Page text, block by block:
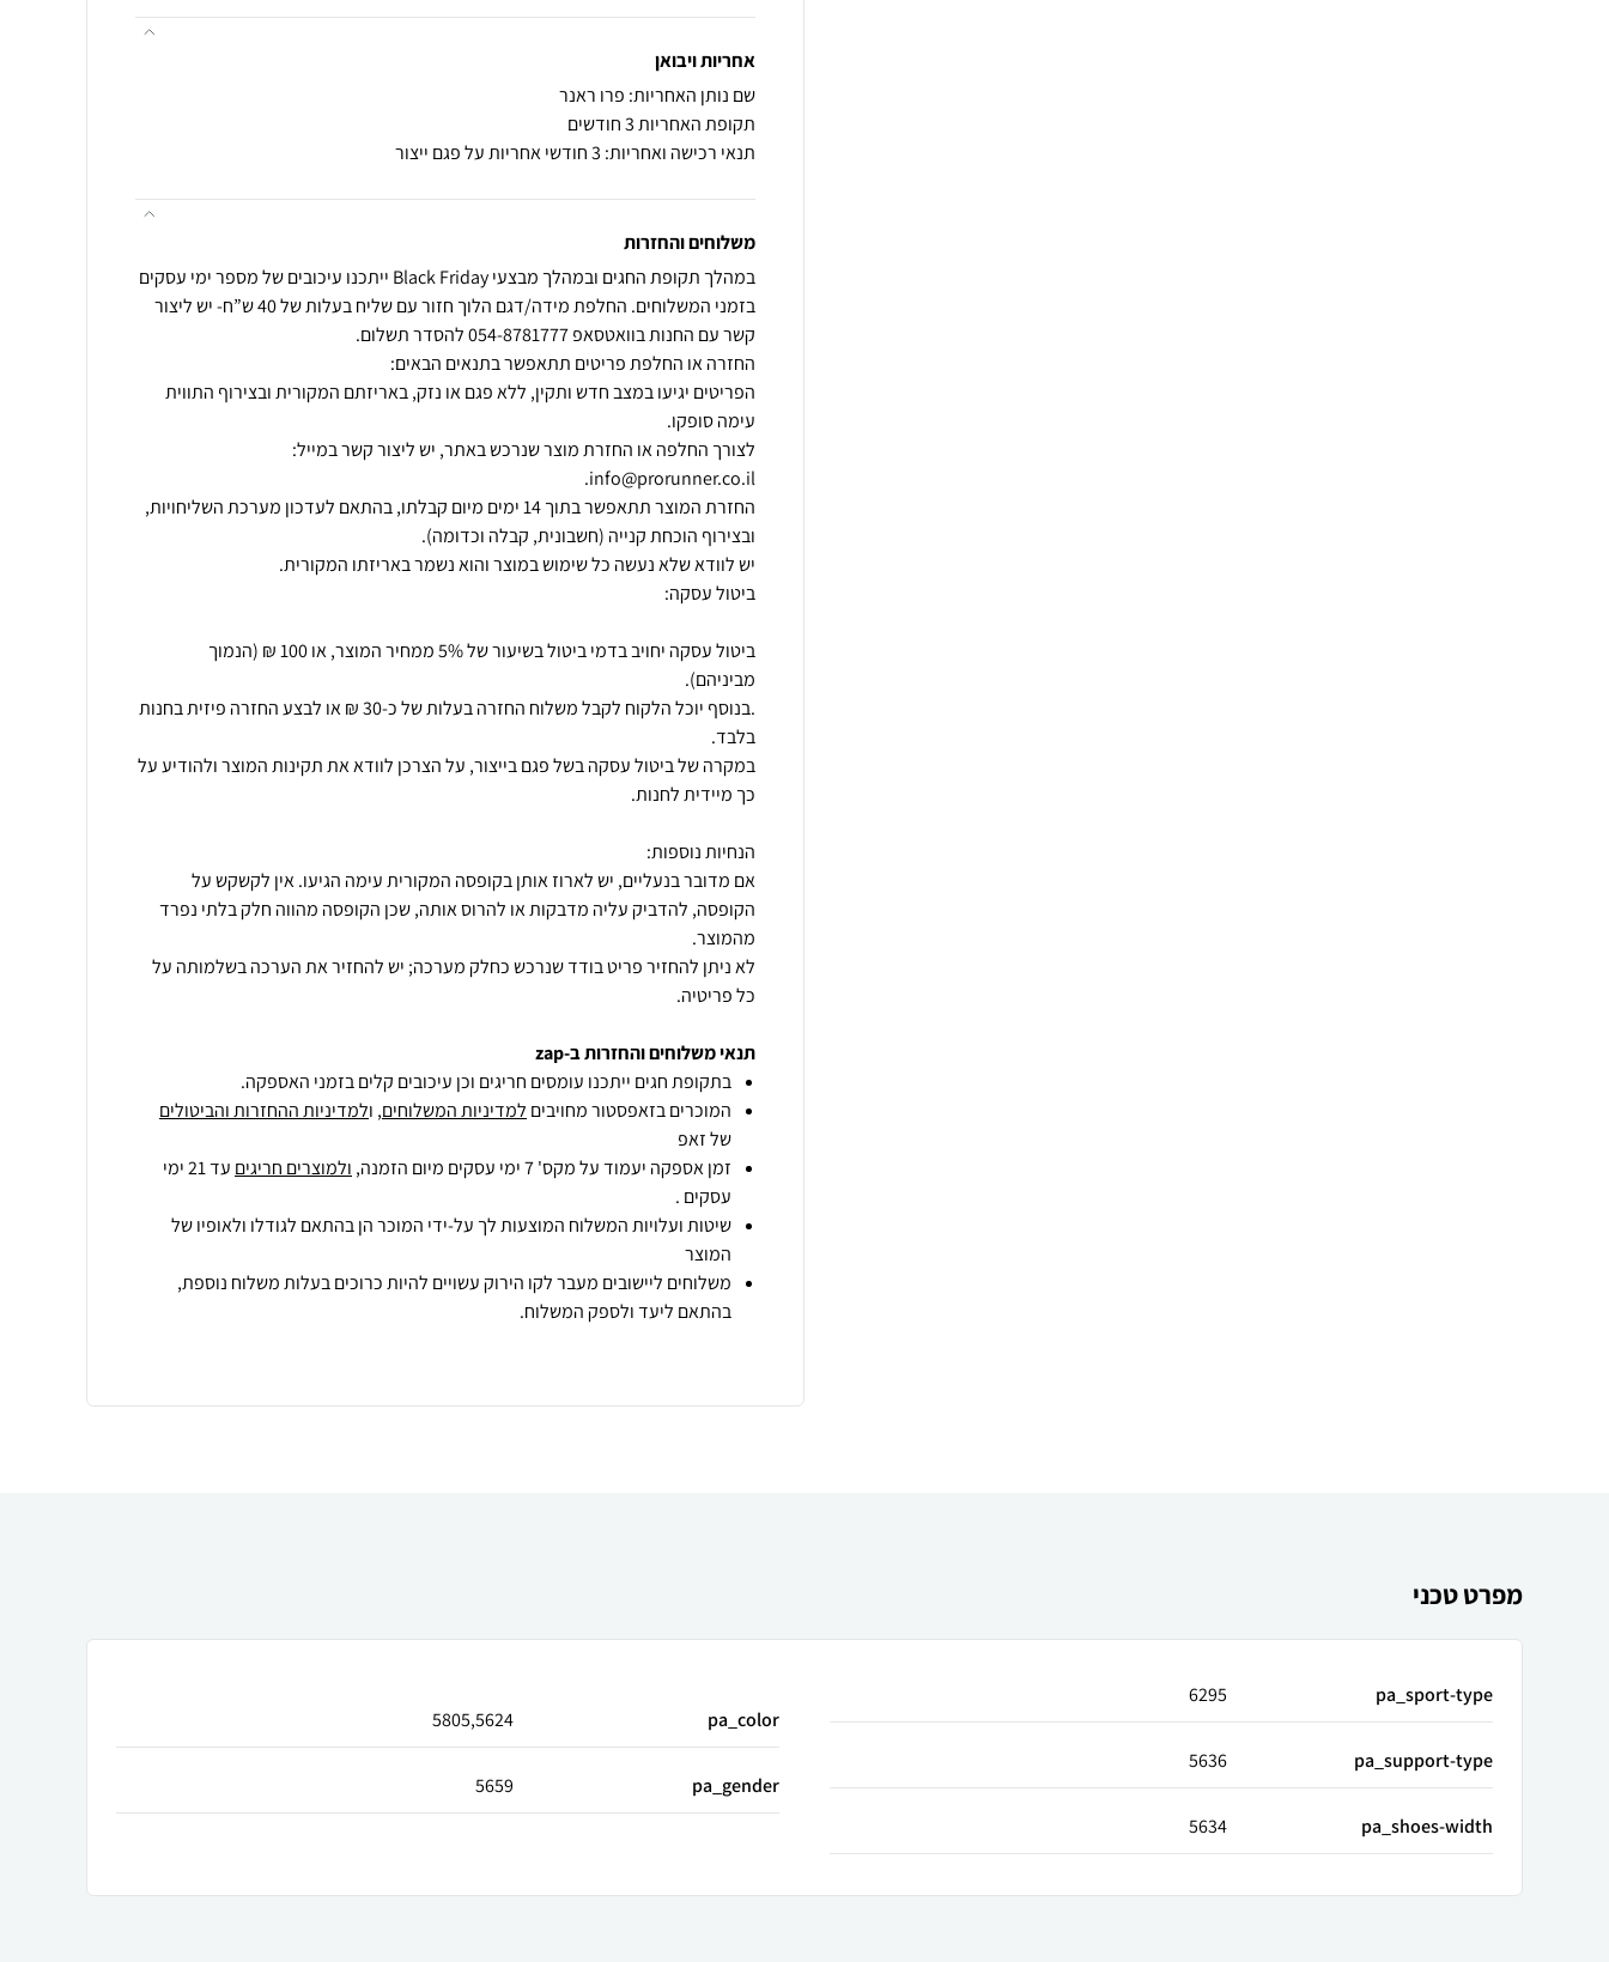
אחריות ויבואן
שם נותן האחריות: פרו ראנר
תקופת האחריות 3 חודשים
תנאי רכישה ואחריות: 3 חודשי אחריות על פגם ייצור
משלוחים והחזרות
במהלך תקופת החגים ובמהלך מבצעי Black Friday ייתכנו עיכובים של מספר ימי עסקים
בזמני המשלוחים. החלפת מידה/דגם הלוך חזור עם שליח בעלות של 40 ש”ח- יש ליצור
הפריטים יגיעו במצב חדש ותקין, ללא פגם או נזק, באריזתם המקורית ובצירוף התווית
לצורך החלפה או החזרת מוצר שנרכש באתר, יש ליצור קשר במייל:
החזרת המוצר תתאפשר בתוך 14 ימים מיום קבלתו, בהתאם לעדכון מערכת השליחויות,
ביטול עסקה יחויב בדמי ביטול בשיעור של 5% ממחיר המוצר, או 100 ₪ (הנמוך
.בנוסף יוכל הלקוח לקבל משלוח החזרה בעלות של כ-30 ₪ או לבצע החזרה פיזית בחנות
במקרה של ביטול עסקה בשל פגם בייצור, על הצרכן לוודא את תקינות המוצר ולהודיע על
אם מדובר בנעליים, יש לארוז אותן בקופסה המקורית עימה הגיעו. אין לקשקש על
הקופסה, להדביק עליה מדבקות או להרוס אותה, שכן הקופסה מהווה חלק בלתי נפרד
לא ניתן להחזיר פריט בודד שנרכש כחלק מערכה; יש להחזיר את הערכה בשלמותה על
כל פריטיה.
תנאי משלוחים והחזרות ב-zap
בתקופת חגים ייתכנו עומסים חריגים וכן עיכובים קלים בזמני האספקה.
המוכרים בזאפסטור מחויבים למדיניות המשלוחים, ולמדיניות ההחזרות והביטולים
של זאפ
זמן אספקה יעמוד על מקס' 7 ימי עסקים מיום הזמנה,
ולמוצרים חריגים
עד 21 ימי
עסקים .
שיטות ועלויות המשלוח המוצעות לך על-ידי המוכר הן בהתאם לגודלו ולאופיו של
המוצר
משלוחים ליישובים מעבר לקו הירוק עשויים להיות כרוכים בעלות משלוח נוספת,
בהתאם ליעד ולספק המשלוח.
מפרט טכני
pa_sport-type
6295
pa_support-type
5636
pa_shoes-width
5634
pa_color
5805,5624
pa_gender
5659